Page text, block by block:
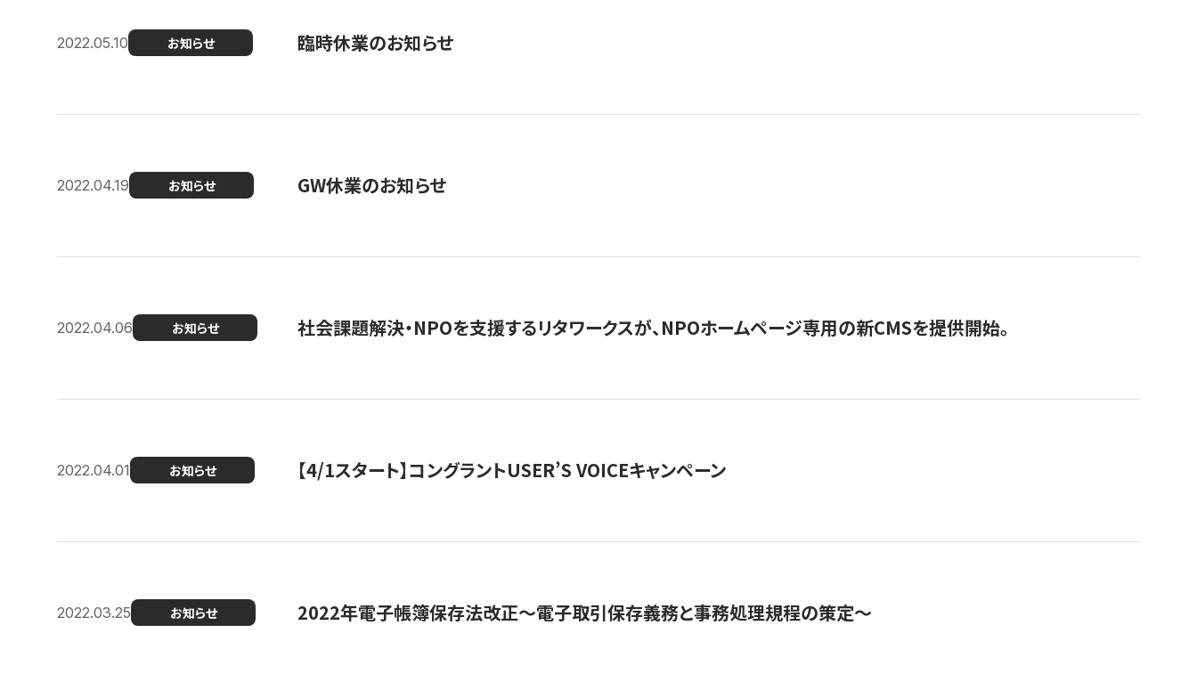
2022.05.10 お知らせ 臨時休業のお知らせ
2022.04.19 お知らせ GW休業のお知らせ
2022.04.06 お知らせ 社会課題解決・NPOを支援するリタワークスが、NPOホームページ専用の新CMSを提供開始。
2022.04.01 お知らせ 【4/1スタート】コングラントUSER’S VOICEキャンペーン
2022.03.25 お知らせ 2022年電子帳簿保存法改正～電子取引保存義務と事務処理規程の策定～